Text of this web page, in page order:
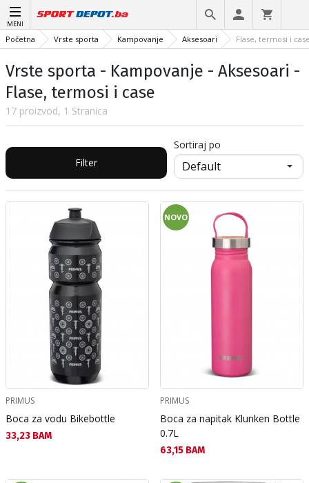
MENI
Početna Vrste sporta Kampovanje Aksesoari Flase, termosi i
Vrste sporta - Kampovanje - Aksesoari -
Flase, termosi i case
17 proizvod, 1 Stranica
Filter
Sortiraj po
PRIMUS
Boca za vodu Bikebottle
Текуща цена:
33,23 BAM
NOVO
PRIMUS
Boca za napitak Klunken Bottle
0.7L
Текуща цена:
63,15 BAM